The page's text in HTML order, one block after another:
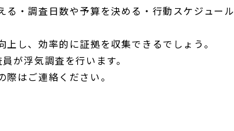
・調査日数や予算を決める・行動スケジュール
し、効率的に証拠を収集できるでしょう。
浮気調査を行います。
はご連絡ください。